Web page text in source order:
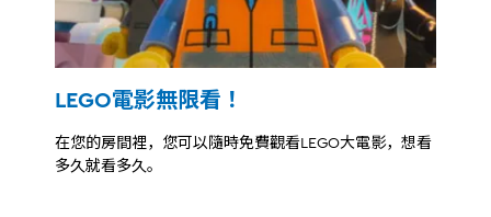
LEGO電影無限看！
在您的房間裡，您可以隨時免費觀看LEGO大電影，想看
多久就看多久。